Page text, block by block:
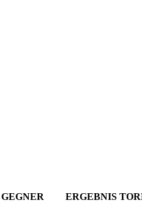
GEGNER ERGEBNIS